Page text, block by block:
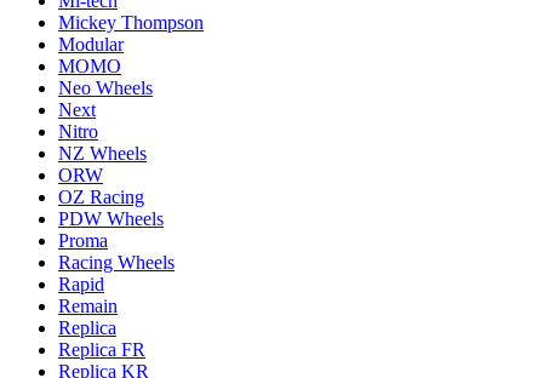
Mickey Thompson
Modular
MOMO
Neo Wheels
Next
Nitro
NZ Wheels
ORW
OZ Racing
PDW Wheels
Proma
Racing Wheels
Rapid
Remain
Replica
Replica FR
Replica KR